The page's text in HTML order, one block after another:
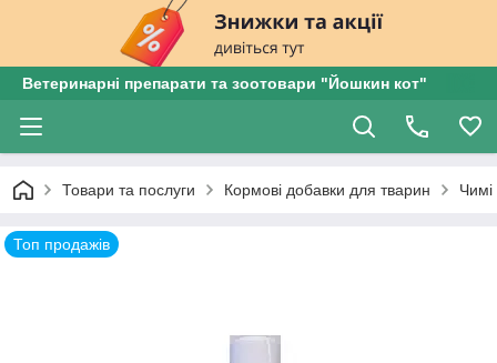
Ветеринарні препарати та зоотовари "Йошкин кот"
Товари та послуги Кормові добавки для тварин
Топ продажів